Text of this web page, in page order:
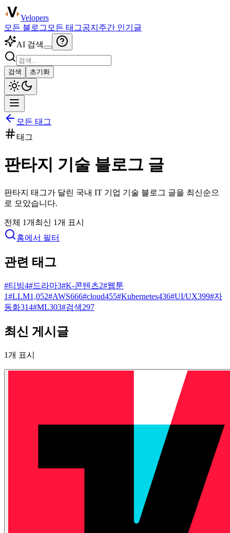
Velopers
모든 블로그 모든 태그공지 주간 인기글
AI 검색
검색 초기화
모든 태그
태그
판타지 기술 블로그 글
판타지 태그가 달린 국내 IT 기업 기술 블로그 글을 최신순으
로 모았습니다.
전체 1개 최신 1개 표시
홈에서 필터
관련 태그
#티빙4#드라마3#K-콘텐츠2#웹툰
1#LLM1,052#AWS666#cloud455#Kubernetes436#UI/UX399#자
동화314#ML303#검색297
최신 게시글
1개 표시